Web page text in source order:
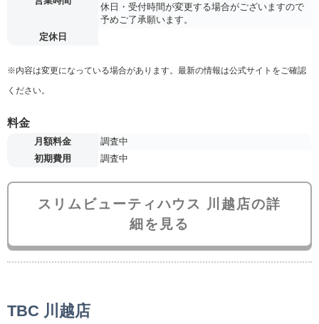
休日・受付時間が変更する場合がございますので
予めご了承願います。
定休日
※内容は変更になっている場合があります。最新の情報は公式サイトをご確認
ください。
料金
月額料金
調査中
初期費用
調査中
スリムビューティハウス 川越店の詳
細を見る
TBC 川越店